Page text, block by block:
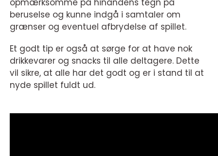
opmærksomme på hinandens tegn på
beruselse og kunne indgå i samtaler om
grænser og eventuel afbrydelse af spillet.
Et godt tip er også at sørge for at have nok
drikkevarer og snacks til alle deltagere. Dette
vil sikre, at alle har det godt og er i stand til at
nyde spillet fuldt ud.